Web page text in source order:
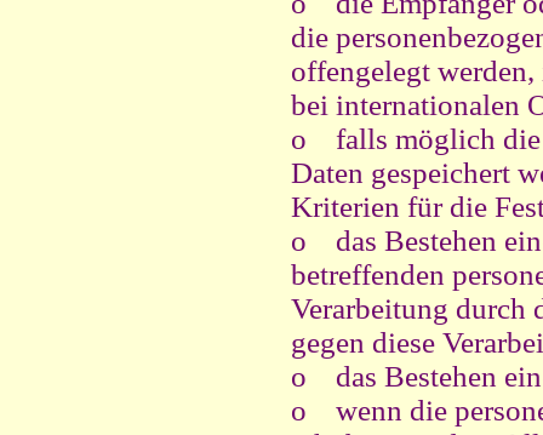
die
offengelegt
bei internationalen
o
falls möglich die
Daten gespeichert
Kriterien für die
o
das Bestehen
betreffenden
Verarbeitung durch
gegen diese
o
das Bestehen
o
wenn die